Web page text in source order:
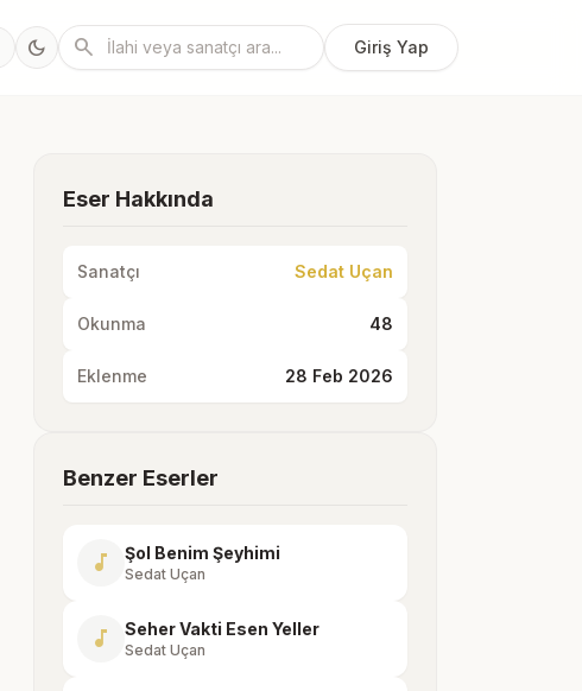
dark_mode search Giriş Yap
Eser Hakkında
Sanatçı Sedat Uçan
Okunma 48
Eklenme 28 Feb 2026
Benzer Eserler
music_note Şol Benim Şeyhimi
Sedat Uçan
music_note Seher Vakti Esen Yeller
Sedat Uçan